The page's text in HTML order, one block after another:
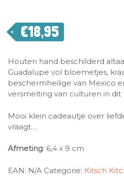
€18,95
Houten hand beschilderd
Guadalupe vol bloemetjes,
beschermheilige van Mexico
versmelting van culturen in dit
Mooi klein cadeautje over
vraagt…
Afmeting: 6,4 x 9 cm
EAN: N/A Categorie: Kitsch